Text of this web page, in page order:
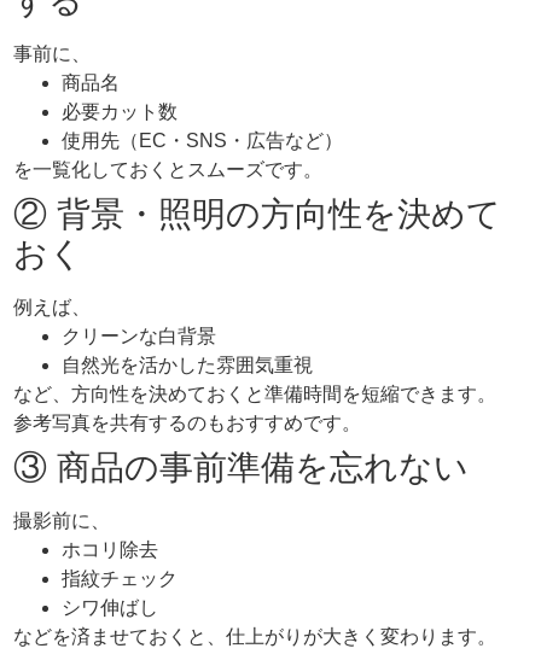
事前に、
商品名
必要カット数
使用先（EC・SNS・広告など）
を一覧化しておくとスムーズです。
② 背景・照明の方向性を決めて
おく
例えば、
クリーンな白背景
自然光を活かした雰囲気重視
など、方向性を決めておくと準備時間を短縮できます。
参考写真を共有するのもおすすめです。
③ 商品の事前準備を忘れない
撮影前に、
ホコリ除去
指紋チェック
シワ伸ばし
などを済ませておくと、仕上がりが大きく変わります。